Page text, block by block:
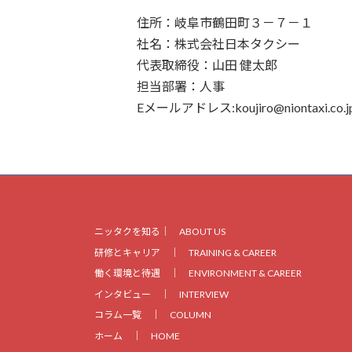
住所：岐阜市鶴田町３－７－１
社名：株式会社日本タクシー
代表取締役：山田 健太郎
担当部署：人事
Eメールアドレス
ニッタクを知る｜ ABOUT US
研修とキャリア ｜ TRAINING & CAREER
働く環境と待遇 ｜ ENVIRONMENT & CAREER
インタビュー ｜ INTERVIEW
コラム一覧 ｜ COLUMN
ホーム ｜ HOME